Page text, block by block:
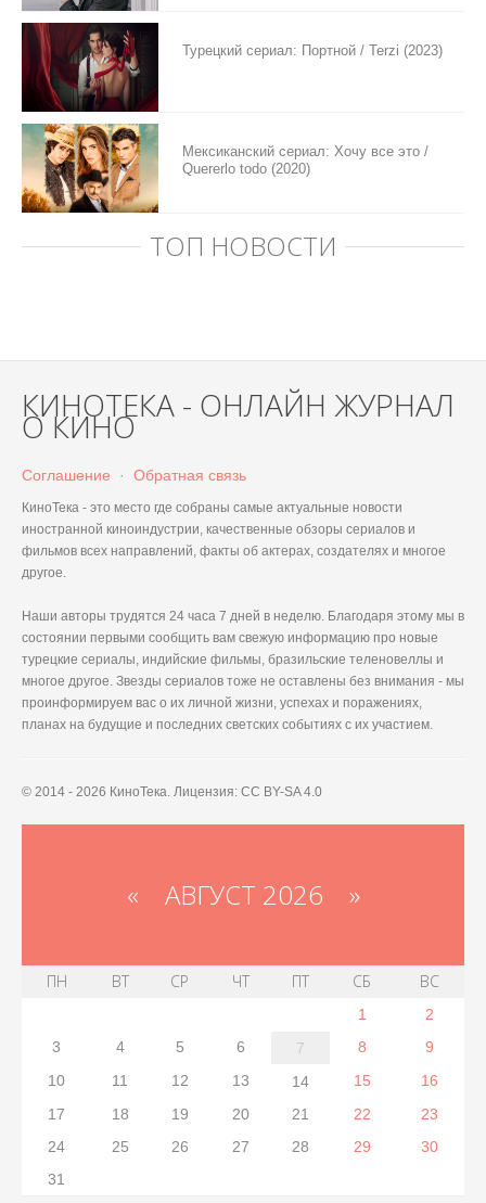
Турецкий сериал: Портной / Terzi (2023)
Мексиканский сериал: Хочу все это /
Quererlo todo (2020)
ТОП НОВОСТИ
КИНОТЕКА - ОНЛАЙН ЖУРНАЛ
О КИНО
Соглашение · Обратная связь
КиноТека - это место где собраны самые актуальные новости
иностранной киноиндустрии, качественные обзоры сериалов и
фильмов всех направлений, факты об актерах, создателях и многое
другое.
Наши авторы трудятся 24 часа 7 дней в неделю. Благодаря этому мы в
состоянии первыми сообщить вам свежую информацию про новые
турецкие сериалы, индийские фильмы, бразильские теленовеллы и
многое другое. Звезды сериалов тоже не оставлены без внимания - мы
проинформируем вас о их личной жизни, успехах и поражениях,
планах на будущие и последних светских событиях с их участием.
© 2014 - 2026 КиноТека. Лицензия: CC BY-SA 4.0
« АВГУСТ 2026 »
ПН ВТ СР ЧТ ПТ СБ ВС
1
2
3
4 5 6 7 8
9
10
11 12 13 14 15
16
17
18 19 20 21 22
23
24
25 26 27 28 29
30
31